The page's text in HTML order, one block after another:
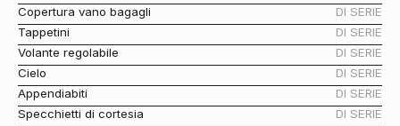
Copertura vano bagagli
DI SERIE
Tappetini
DI SERIE
Volante regolabile
DI SERIE
Cielo
DI SERIE
Appendiabiti
DI SERIE
Specchietti di cortesia
DI SERIE